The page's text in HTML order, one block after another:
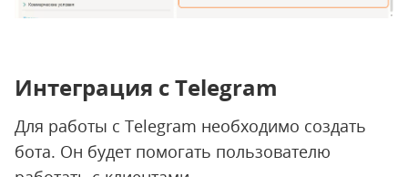
Интеграция с Telegram
Для работы с Telegram необходимо создать
бота. Он будет помогать пользователю